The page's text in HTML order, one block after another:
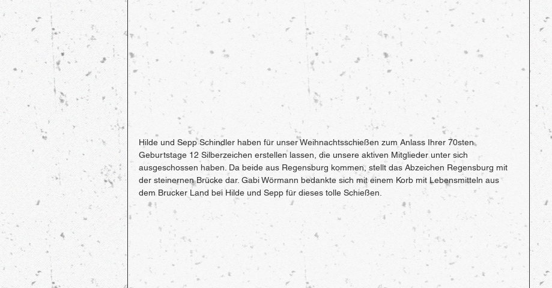
Hilde und Sepp Schindler haben für unser Weihnachtsschießen zum Anlass Ihrer 70sten
Geburtstage 12 Silberzeichen erstellen lassen, die unsere aktiven Mitglieder unter sich
ausgeschossen haben. Da beide aus Regensburg kommen, stellt das Abzeichen Regensburg mit
der steinernen Brücke dar. Gabi Wörmann bedankte sich mit einem Korb mit Lebensmitteln aus
dem Brucker Land bei Hilde und Sepp für dieses tolle Schießen.